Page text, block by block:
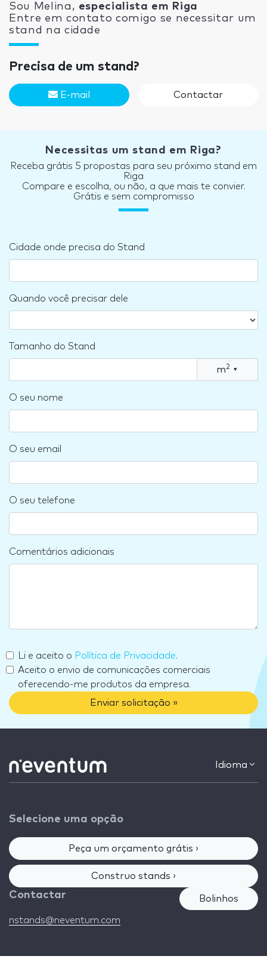
Sou Melina, especialista em Riga
Entre em contato comigo se necessitar um
stand na cidade
Precisa de um stand?
E-mail Contactar
Necessitas um stand em Riga?
Receba grátis 5 propostas para seu próximo stand em
Riga
Compare e escolha, ou não, a que mais te convier.
Grátis e sem compromisso
Cidade onde precisa do Stand
Quando você precisar dele
Tamanho do Stand
m2 ▾
O seu nome
O seu email
O seu telefone
Comentários adicionais
Li e aceito o Política de Privacidade.
Aceito o envio de comunicações comerciais
oferecendo-me produtos da empresa.
Enviar solicitação »
Idioma
Selecione uma opção
Peça um orçamento grátis ›
Construo stands ›
Contactar
nstands@neventum.com
Bolinhos